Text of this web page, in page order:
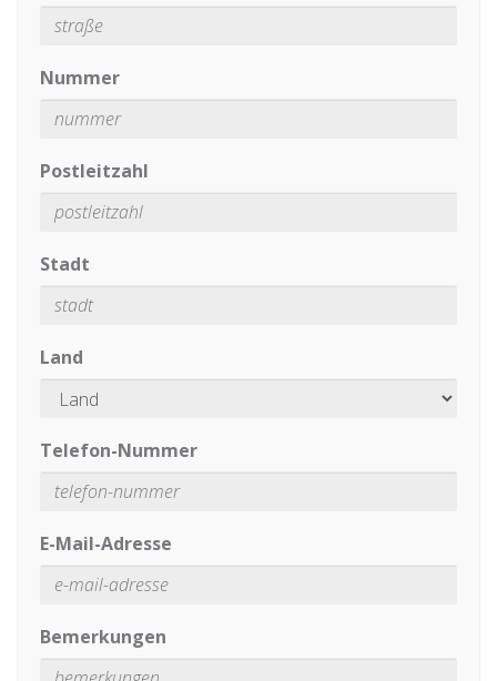
Nummer
Postleitzahl
Stadt
Land
Telefon-Nummer
E-Mail-Adresse
Bemerkungen